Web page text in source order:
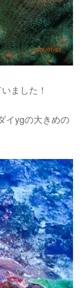
ました！
イygの大きめの